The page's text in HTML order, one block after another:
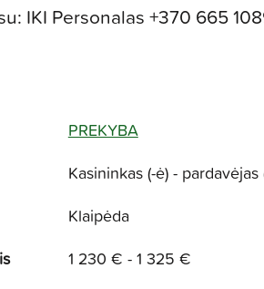
IKI Personalas +370 665
PREKYBA
Kasininkas (-ė) - pardavėjas
Klaipėda
1 230 € - 1 325 €